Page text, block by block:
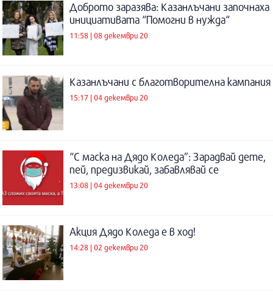
Доброто заразява: Казанлъчани започнаха
инициативата “Помогни в нужда“
11:58 | 08 декември 20
Казанлъчани с благотворителна кампания
15:17 | 04 декември 20
“С маска на Дядо Коледа”: Зарадвай дете,
пей, предизвикай, забавлявай се
13:08 | 04 декември 20
Акция Дядо Коледа е в ход!
14:28 | 02 декември 20